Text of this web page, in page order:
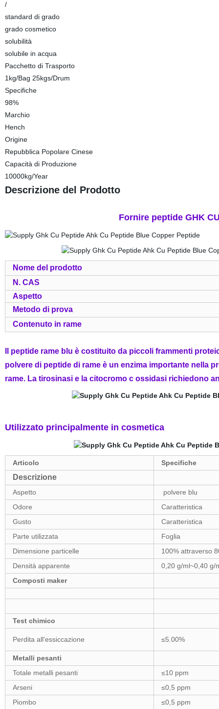
/
standard di grado
grado cosmetico
solubilità
solubile in acqua
Pacchetto di Trasporto
1kg/Bag 25kgs/Drum
Specifiche
98%
Marchio
Hench
Origine
Repubblica Popolare Cinese
Capacità di Produzione
10000kg/Year
Descrizione del Prodotto
Fornire peptide GHK
Nome del prodotto
N. CAS
Aspetto
Metodo di prova
Contenuto in rame
Il peptide rame blu è costituito da piccoli frammenti
polvere di peptide di rame è un enzima importante nella
rame. La tirosinasi e la citocromo c ossidasi richiedono
Utilizzato principalmente in cosmetica
Articolo Specifiche
Descrizione
Aspetto
polvere blu
Odore
Caratteristica
Gusto
Caratteristica
Parte utilizzata
Foglia
Dimensione particelle
100% attraverso
Densità apparente
0,20 g/ml~0,40 g/
Composti maker
Test chimico
Perdita all'essiccazione ≤5.00%
Metalli pesanti
Totale metalli pesanti
≤10 ppm
Arseni
≤0,5 ppm
Piombo
≤0,5 ppm